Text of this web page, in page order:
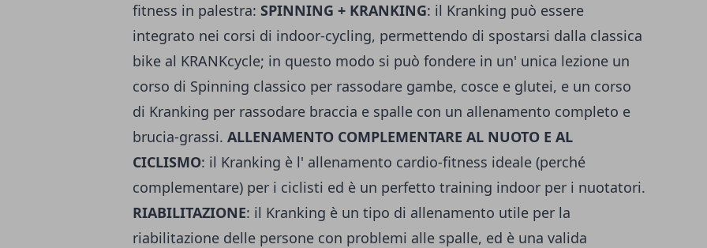
fitness in palestra: SPINNING + KRANKING: il Kranking può essere
integrato nei corsi di indoor-cycling, permettendo di spostarsi dalla classica
bike al KRANKcycle; in questo modo si può fondere in un' unica lezione un
corso di Spinning classico per rassodare gambe, cosce e glutei, e un corso
di Kranking per rassodare braccia e spalle con un allenamento completo e
brucia-grassi. ALLENAMENTO COMPLEMENTARE AL NUOTO E AL
CICLISMO: il Kranking è l' allenamento cardio-fitness ideale (perché
complementare) per i ciclisti ed è un perfetto training indoor per i nuotatori.
RIABILITAZIONE: il Kranking è un tipo di allenamento utile per la
riabilitazione delle persone con problemi alle spalle, ed è una valida